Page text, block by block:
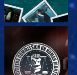
TITTA